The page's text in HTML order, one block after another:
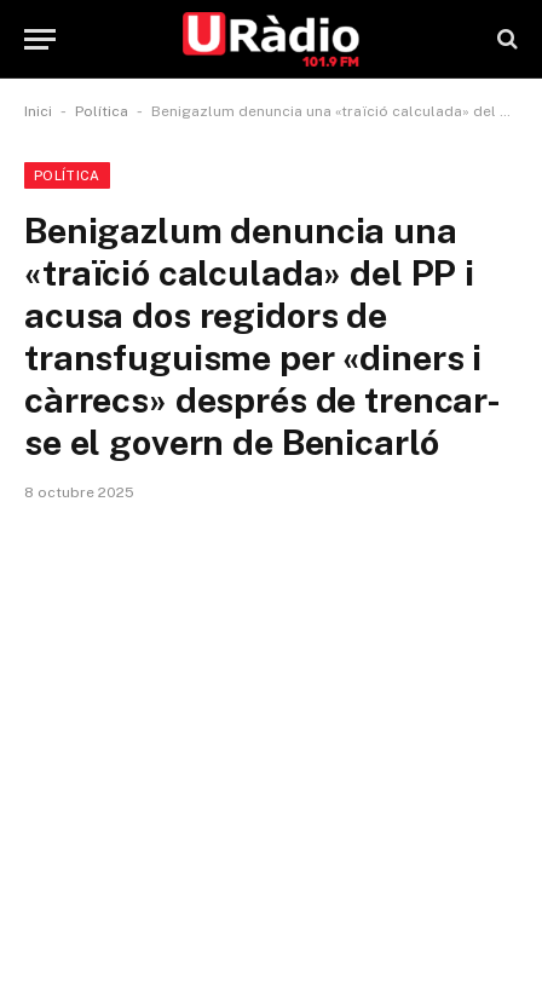
Inici - Política - Benigazlum denuncia una «traïció calculada» del PP i acusa dos regidors de transfuguisme per «diners i càrrecs» després de trencar-se el govern de Benicarló
POLÍTICA
Benigazlum denuncia una
«traïció calculada» del PP i
acusa dos regidors de
transfuguisme per «diners i
càrrecs» després de trencar-
se el govern de Benicarló
8 octubre 2025